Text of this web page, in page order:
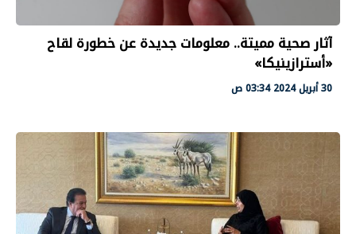
آثار صحية مميتة.. معلومات جديدة عن خطورة لقاح
«أسترازينيكا»
30 أبريل 2024 03:34 ص